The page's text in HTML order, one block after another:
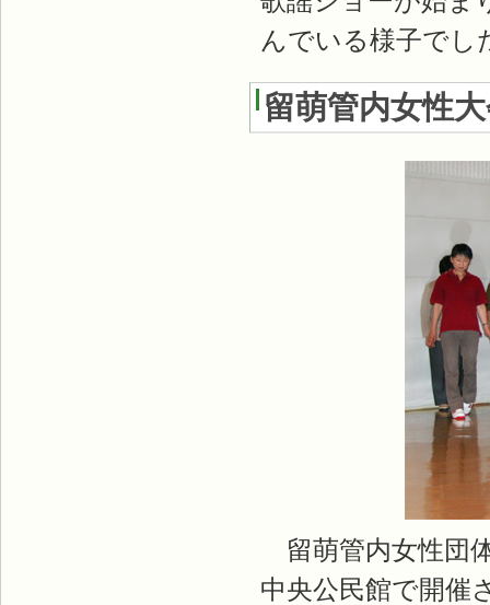
んでいる様子でし
留萌管内女性
留萌管内女性団
中央公民館で開催